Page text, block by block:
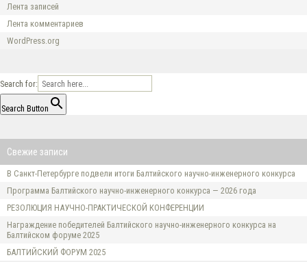
Лента записей
Лента комментариев
WordPress.org
Search for:
Search Button
Свежие записи
В Санкт-Петербурге подвели итоги Балтийского научно-инженерного конкурса
Программа Балтийского научно-инженерного конкурса — 2026 года
РЕЗОЛЮЦИЯ НАУЧНО-ПРАКТИЧЕСКОЙ КОНФЕРЕНЦИИ
Награждение победителей Балтийского научно-инженерного конкурса на
Балтийском форуме 2025
БАЛТИЙСКИЙ ФОРУМ 2025